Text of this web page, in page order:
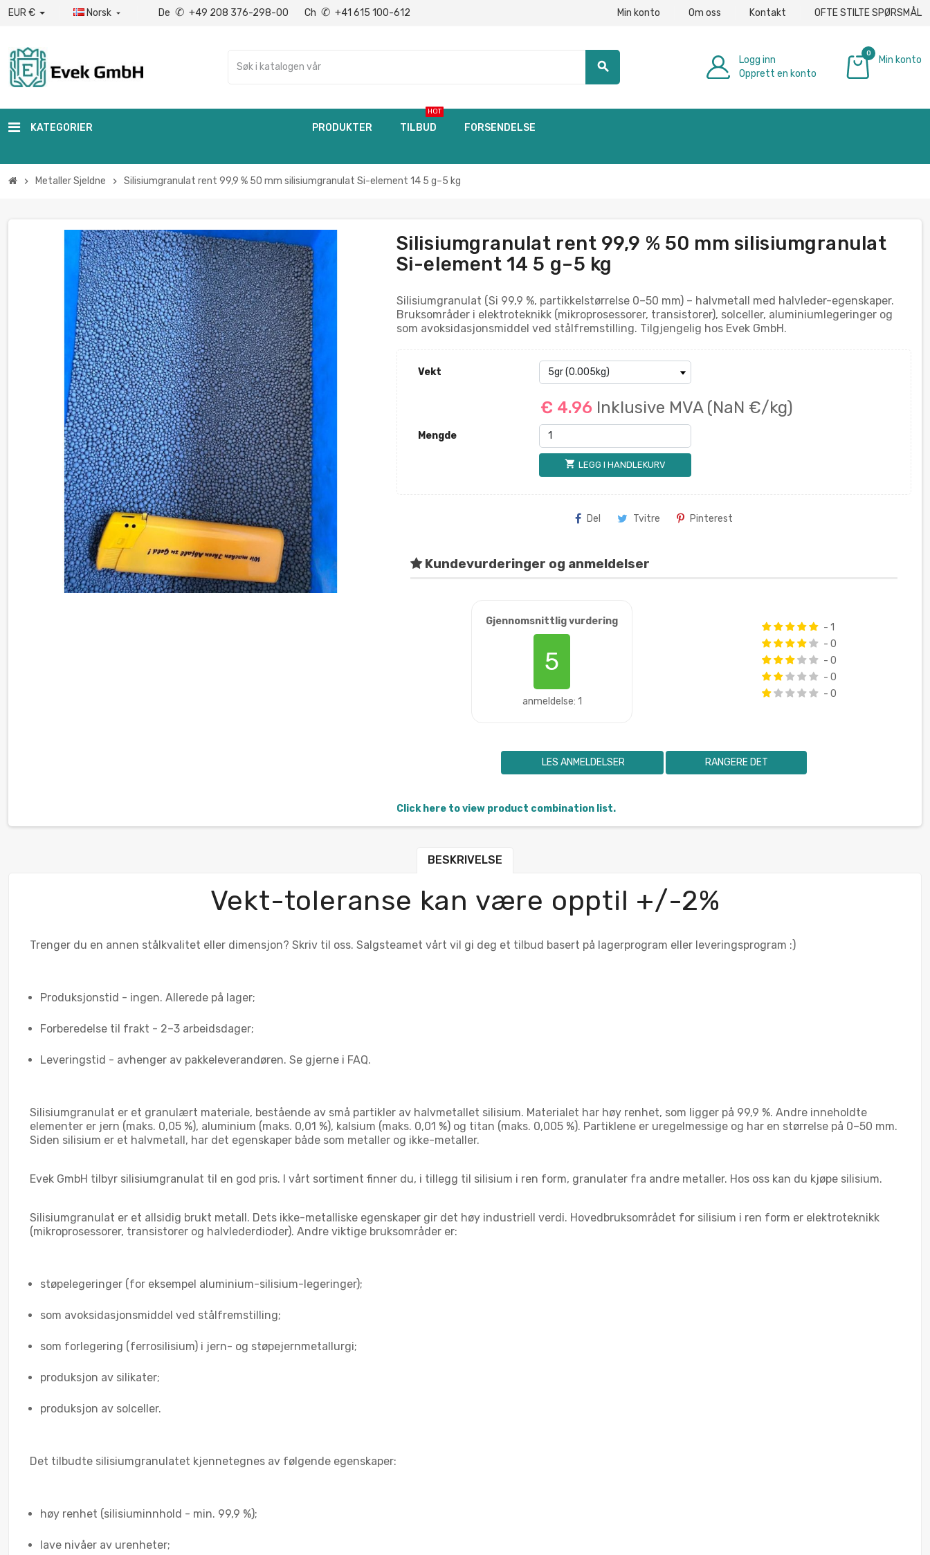
EUR € Norsk  De ✆ +49 208 376-298-00 Ch ✆ +41 615 100-612 Min konto Om oss Kontakt OFTE STILTE SPØRSMÅL
search
Logg inn
Opprett en konto
0
Min konto
KATEGORIER PRODUKTER TILBUD
HOT
FORSENDELSE
chevron_right Metaller Sjeldne chevron_right Silisiumgranulat rent 99,9 % 50 mm silisiumgranulat Si-element 14 5 g–5 kg
Silisiumgranulat rent 99,9 % 50 mm silisiumgranulat
Si-element 14 5 g–5 kg
Silisiumgranulat (Si 99,9 %, partikkelstørrelse 0–50 mm) – halvmetall med halvleder-egenskaper.
Bruksområder i elektroteknikk (mikroprosessorer, transistorer), solceller, aluminiumlegeringer og
som avoksidasjonsmiddel ved stålfremstilling. Tilgjengelig hos Evek GmbH.
Vekt
€ 4.96 Inklusive MVA (NaN €/kg)
Mengde
shopping_cart LEGG I HANDLEKURV
Del Tvitre Pinterest
Kundevurderinger og anmeldelser
Gjennomsnittlig vurdering
5
anmeldelse: 1
- 1
- 0
- 0
- 0
- 0
LES ANMELDELSER RANGERE DET
Click here to view product combination list.
BESKRIVELSE
Vekt-toleranse kan være opptil +/-2%
Trenger du en annen stålkvalitet eller dimensjon? Skriv til oss. Salgsteamet vårt vil gi deg et tilbud basert på lagerprogram eller leveringsprogram :)
Produksjonstid - ingen. Allerede på lager;
Forberedelse til frakt - 2–3 arbeidsdager;
Leveringstid - avhenger av pakkeleverandøren. Se gjerne i FAQ.
Silisiumgranulat er et granulært materiale, bestående av små partikler av halvmetallet silisium. Materialet har høy renhet, som ligger på 99,9 %. Andre inneholdte
elementer er jern (maks. 0,05 %), aluminium (maks. 0,01 %), kalsium (maks. 0,01 %) og titan (maks. 0,005 %). Partiklene er uregelmessige og har en størrelse på 0–50 mm.
Siden silisium er et halvmetall, har det egenskaper både som metaller og ikke-metaller.
Evek GmbH tilbyr silisiumgranulat til en god pris. I vårt sortiment finner du, i tillegg til silisium i ren form, granulater fra andre metaller. Hos oss kan du kjøpe silisium.
Silisiumgranulat er et allsidig brukt metall. Dets ikke-metalliske egenskaper gir det høy industriell verdi. Hovedbruksområdet for silisium i ren form er elektroteknikk
(mikroprosessorer, transistorer og halvlederdioder). Andre viktige bruksområder er:
støpelegeringer (for eksempel aluminium-silisium-legeringer);
som avoksidasjonsmiddel ved stålfremstilling;
som forlegering (ferrosilisium) i jern- og støpejernmetallurgi;
produksjon av silikater;
produksjon av solceller.
Det tilbudte silisiumgranulatet kjennetegnes av følgende egenskaper:
høy renhet (silisiuminnhold - min. 99,9 %);
lave nivåer av urenheter;